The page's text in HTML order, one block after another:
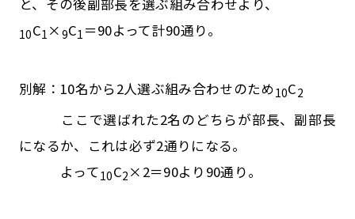
と、その後副部長を選ぶ組み合わせより、
10C1 × 9C1 ＝90よって計90通り。
別解：10名から2人選ぶ組み合わせのため10C2
ここで選ばれた2名のどちらが部長、副部長
になるか、これは必ず2通りになる。
よって10C2 ×2＝90より90通り。